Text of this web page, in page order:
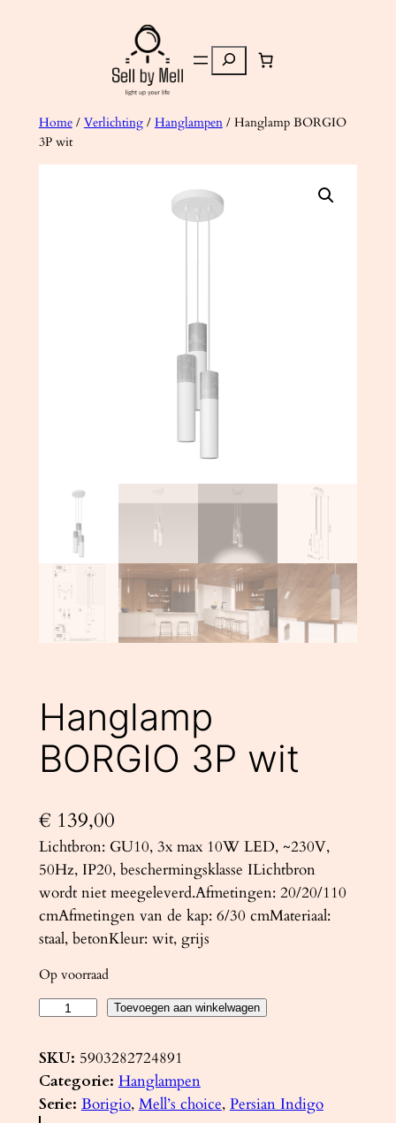
Zoeken
Home/ Verlichting/ Hanglampen/ Hanglamp BORGIO
3P wit
Hanglamp
BORGIO 3P wit
€ 139,00
Lichtbron: GU10, 3x max 10W LED, ~230V,
50Hz, IP20, beschermingsklasse ILichtbron
wordt niet meegeleverd.Afmetingen: 20/20/110
cmAfmetingen van de kap: 6/30 cmMateriaal:
staal, betonKleur: wit, grijs
Op voorraad
n
g
l
Toevoegen aan winkelwagen
SKU: 5903282724891
Categorie: Hanglampen
Serie: Borigio, Mell’s choice, Persian Indigo